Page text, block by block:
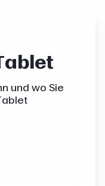
und wo Sie